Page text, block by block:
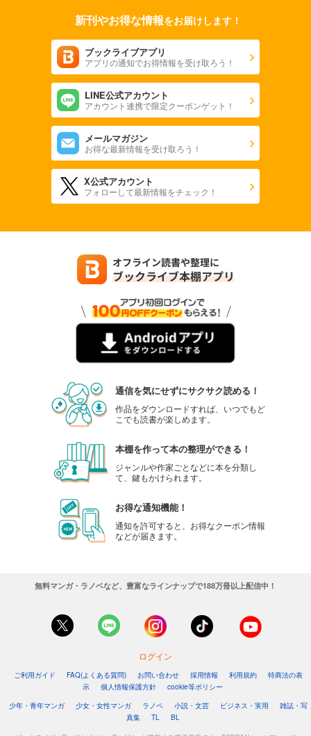
新刊やお得な情報をお届けします！
ブックライブアプリ
アプリの通知でお得情報を受け取ろう！
LINE公式アカウント
アカウント連携で限定クーポンゲット！
メールマガジン
お得な最新情報を受け取ろう！
X公式アカウント
フォローして最新情報をチェック！
通信を気にせずにサクサク読める！
作品をダウンロードすれば、いつでもど
こでも読書が楽しめます。
本棚を作って本の整理ができる！
ジャンルや作家ごとなどに本を分類し
て、鍵もかけられます。
お得な通知機能！
通知を許可すると、お得なクーポン情報
などが届きます。
無料マンガ・ラノベなど、豊富なラインナップで188万冊以上配信中！
ログイン
ご利用ガイド FAQ(よくある質問) お問い合わせ 採用情報 利用規約
特商法の表
示
個人情報保護方針
cookie等ポリシー
少年・青年マンガ
少女・女性マンガ ラノベ 小説・文芸 ビジネス・実用
雑誌・写
真集
TL BL